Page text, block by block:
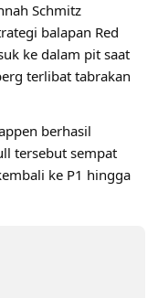
Schmitz
balapan Red
ke dalam pit saat
terlibat tabrakan
berhasil
tersebut sempat
ke P1 hingga